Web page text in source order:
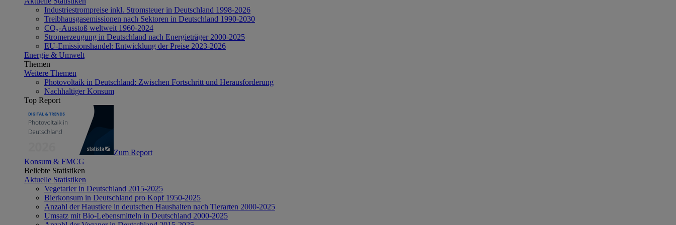
Industriestrompreise inkl. Stromsteuer in Deutschland 1998-2026
Treibhausgasemissionen nach Sektoren in Deutschland 1990-2030
CO₂-Ausstoß weltweit 1960-2024
Stromerzeugung in Deutschland nach Energieträger 2000-2025
EU-Emissionshandel: Entwicklung der Preise 2023-2026
Energie & Umwelt
Themen
Weitere Themen
Photovoltaik in Deutschland: Zwischen Fortschritt und Herausforderung
Nachhaltiger Konsum
Top Report
Zum Report
Konsum & FMCG
Beliebte Statistiken
Aktuelle Statistiken
Vegetarier in Deutschland 2015-2025
Bierkonsum in Deutschland pro Kopf 1950-2025
Anzahl der Haustiere in deutschen Haushalten nach Tierarten 2000-2025
Umsatz mit Bio-Lebensmitteln in Deutschland 2000-2025